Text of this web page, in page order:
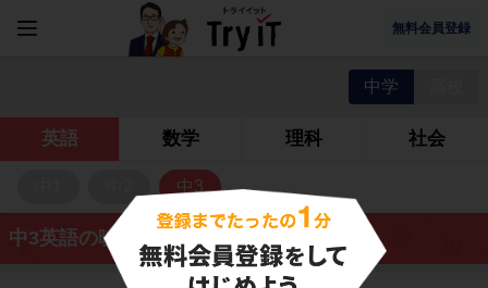
無料会員登録
中学
英語 数学 理科 社会
中3
中3英語の映像授業